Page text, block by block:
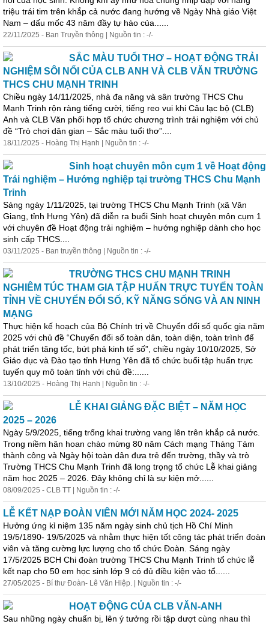
triệu trái tim trên khắp cả nước đang hướng về Ngày Nhà giáo Việt
Nam – dấu mốc 43 năm đầy tự hào của......
22/11/2025 - Ban Truyền thông | Nguồn tin : -/-
SẮC MÀU TUỔI THƠ – HOẠT ĐỘNG TRẢI
NGHIỆM SÔI NỔI CỦA CLB ANH VÀ CLB VĂN TRƯỜNG
THCS CHU MẠNH TRINH
Chiều ngày 14/11/2025, nhà đa năng và sân trường THCS Chu
Mạnh Trinh rộn ràng tiếng cười, tiếng reo vui khi Câu lạc bộ (CLB)
Anh và CLB Văn phối hợp tổ chức chương trình trải nghiệm với chủ
đề “Trò chơi dân gian – Sắc màu tuổi thơ”....
18/11/2025 - Hoàng Thị Hạnh | Nguồn tin : -/-
Sinh hoạt chuyên môn cụm 1 về Hoạt động
Trải nghiệm – Hướng nghiệp tại trường THCS Chu Mạnh
Trinh
Sáng ngày 1/11/2025, tại trường THCS Chu Mạnh Trinh (xã Văn
Giang, tỉnh Hưng Yên) đã diễn ra buổi Sinh hoạt chuyên môn cụm 1
với chuyên đề Hoạt động trải nghiệm – hướng nghiệp dành cho học
sinh cấp THCS....
03/11/2025 - Ban truyền thông | Nguồn tin : -/-
TRƯỜNG THCS CHU MẠNH TRINH
NGHIÊM TÚC THAM GIA TẬP HUẤN TRỰC TUYẾN TOÀN
TỈNH VỀ CHUYỂN ĐỔI SỐ, KỸ NĂNG SỐNG VÀ AN NINH
MẠNG
Thực hiện kế hoạch của Bộ Chính trị về Chuyển đổi số quốc gia năm
2025 với chủ đề “Chuyển đổi số toàn dân, toàn diện, toàn trình để
phát triển tăng tốc, bứt phá kinh tế số”, chiều ngày 10/10/2025, Sở
Giáo dục và Đào tạo tỉnh Hưng Yên đã tổ chức buổi tập huấn trực
tuyến quy mô toàn tỉnh với chủ đề:......
13/10/2025 - Hoàng Thị Hạnh | Nguồn tin : -/-
LỄ KHAI GIẢNG ĐẶC BIỆT – NĂM HỌC
2025 – 2026
Ngày 5/9/2025, tiếng trống khai trường vang lên trên khắp cả nước.
Trong niềm hân hoan chào mừng 80 năm Cách mạng Tháng Tám
thành công và Ngày hội toàn dân đưa trẻ đến trường, thầy và trò
Trường THCS Chu Mạnh Trinh đã long trọng tổ chức Lễ khai giảng
năm học 2025 – 2026. Đây không chỉ là sự kiện mở......
08/09/2025 - CLB TT | Nguồn tin : -/-
LỄ KẾT NẠP ĐOÀN VIÊN MỚI NĂM HỌC 2024- 2025
Hưởng ứng kỉ niệm 135 năm ngày sinh chủ tịch Hồ Chí Minh
19/5/1890- 19/5/2025 và nhằm thực hiện tốt công tác phát triển đoàn
viên và tăng cường lực lượng cho tổ chức Đoàn. Sáng ngày
17/5/2025 BCH Chi đoàn trường THCS Chu Mạnh Trinh tổ chức lễ
kết nạp cho 50 em học sinh lớp 9 có đủ điều kiện vào tổ......
27/05/2025 - Bí thư Đoàn- Lê Văn Hiệp. | Nguồn tin : -/-
HOẠT ĐỘNG CỦA CLB VĂN-ANH
Sau những ngày chuẩn bị, lên ý tưởng rồi tập dượt cùng nhau thì